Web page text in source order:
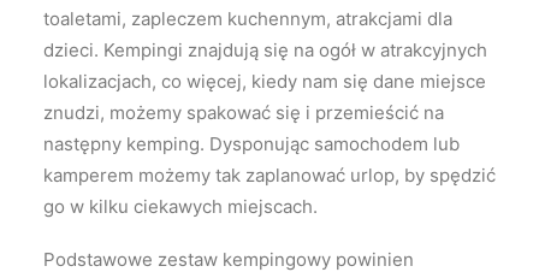
toaletami, zapleczem kuchennym, atrakcjami dla
dzieci. Kempingi znajdują się na ogół w atrakcyjnych
lokalizacjach, co więcej, kiedy nam się dane miejsce
znudzi, możemy spakować się i przemieścić na
następny kemping. Dysponując samochodem lub
kamperem możemy tak zaplanować urlop, by spędzić
go w kilku ciekawych miejscach.
Podstawowe zestaw kempingowy powinien